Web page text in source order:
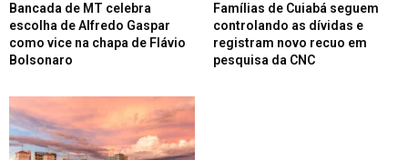
Bancada de MT celebra
escolha de Alfredo Gaspar
como vice na chapa de Flávio
Bolsonaro
Famílias de Cuiabá seguem
controlando as dívidas e
registram novo recuo em
pesquisa da CNC